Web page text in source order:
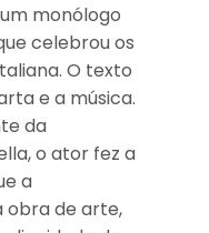
monólogo
celebrou os
O texto
e a música.
da
o ator fez a
a
obra de arte,